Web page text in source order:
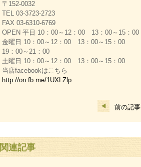
〒152-0032
TEL 03-3723-2723
FAX 03-6310-6769
OPEN 平日 10：00～12：00 13：00～15：00
金曜日 10：00～12：00 13：00～15：00
19：00～21：00
土曜日 10：00～12：00 13：00～15：00
当店facebookはこちら
http://on.fb.me/1UXLZlp
前の記事
関連記事